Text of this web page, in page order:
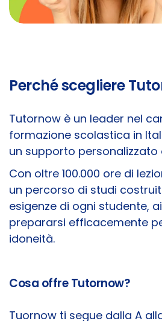
Perché scegliere
Tutornow è un leader nel
formazione scolastica in
un supporto personalizzato
Con oltre 100.000 ore di
un percorso di studi
esigenze di ogni studente,
prepararsi efficacemente
idoneità.
Cosa offre Tutornow?
Tuornow ti segue dalla A